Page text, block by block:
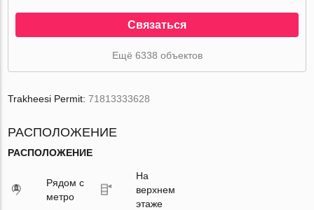
Связаться
Ещё 6338 объектов
Trakheesi Permit:71813333628
РАСПОЛОЖЕНИЕ
РАСПОЛОЖЕНИЕ
Рядом с
метро
На
верхнем
этаже